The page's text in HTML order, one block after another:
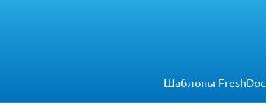
Шаблоны FreshDoc